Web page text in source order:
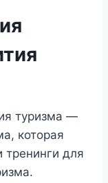
туризма —
которая
тренинги для